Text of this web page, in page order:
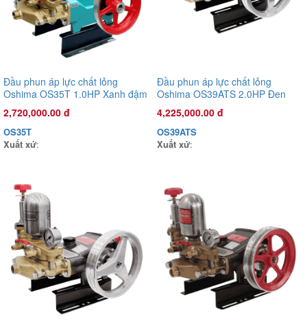
Đầu phun áp lực chất lỏng Con Ong Vàng COV22X 1.0HP Xanh
mờ
1,135,000.00 đ
COV22X
Xuất xứ
Đầu phun áp lực chất lỏng
Oshima OS35T 1.0HP Xanh đậm
(hoạt động bằng sức kéo động
cơ)
2,720,000.00 đ
OS35T
Xuất xứ:
Đầu phun áp lực chất lỏng
Oshima OS39ATS 2.0HP Đen
(hoạt động bằng sức kéo động
cơ) (pittông sứ)
4,225,000.00 đ
OS39ATS
Xuất xứ: